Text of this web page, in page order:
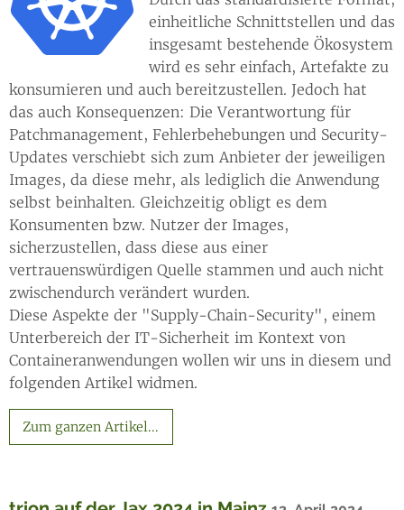
einheitliche Schnittstellen und das
insgesamt bestehende Ökosystem
wird es sehr einfach, Artefakte zu
konsumieren und auch bereitzustellen. Jedoch hat
das auch Konsequenzen: Die Verantwortung für
Patchmanagement, Fehlerbehebungen und Security-
Updates verschiebt sich zum Anbieter der jeweiligen
Images, da diese mehr, als lediglich die Anwendung
selbst beinhalten. Gleichzeitig obligt es dem
Konsumenten bzw. Nutzer der Images,
sicherzustellen, dass diese aus einer
vertrauenswürdigen Quelle stammen und auch nicht
zwischendurch verändert wurden.
Diese Aspekte der "Supply-Chain-Security", einem
Unterbereich der IT-Sicherheit im Kontext von
Containeranwendungen wollen wir uns in diesem und
folgenden Artikel widmen.
Zum ganzen Artikel...